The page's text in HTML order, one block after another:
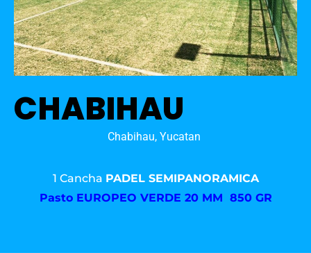
CHABIHAU
Chabihau, Yucatan
1 Cancha PADEL SEMIPANORAMICA
Pasto EUROPEO VERDE 20 MM 850 GR